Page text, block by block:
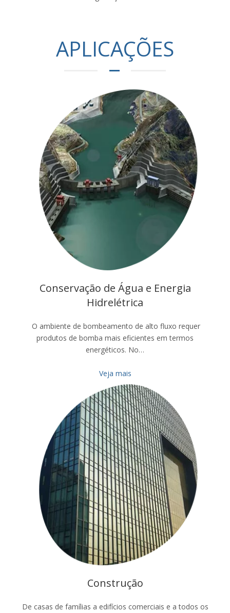
APLICAÇÕES
Conservação de Água e Energia
Hidrelétrica
O ambiente de bombeamento de alto fluxo requer
produtos de bomba mais eficientes em termos
energéticos. No…
Veja mais
Construção
De casas de famílias a edifícios comerciais e a todos os